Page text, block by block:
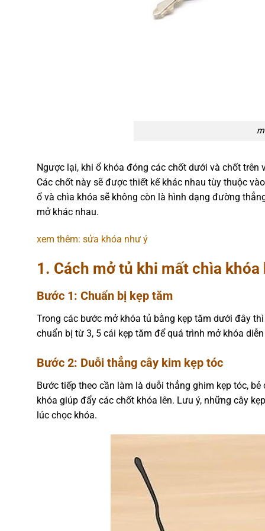
Ngược lại, khi ổ khóa đóng các chốt dưới và chốt
Các chốt này sẽ được thiết kế khác nhau tùy thuộc
ổ và chìa khóa sẽ không còn là hình dạng đường
mở khác nhau.
xem thêm: sửa khóa như ý
1. Cách mở tủ khi mất chìa khóa
Bước 1: Chuẩn bị kẹp tăm
Trong các bước mở khóa tủ bằng kẹp tăm dưới đây
chuẩn bị từ 3, 5 cái kẹp tăm để quá trình mở khóa
Bước 2: Duỗi thẳng cây kim kẹp tóc
Bước tiếp theo cần làm là duỗi thẳng ghim kẹp tóc,
khóa giúp đẩy các chốt khóa lên. Lưu ý, những cây
lúc chọc khóa.